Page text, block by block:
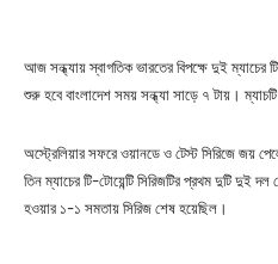
আজ সন্ধ্যায় স্বাগতিক ভারতের বিপক্ষে দুই ম্যাচের
শুরু হবে বাংলাদেশ সময় সন্ধ্যা সাড়ে ৭ টায়।
অস্ট্রেলিয়ার সফরে ওয়ানডে ও টেস্ট সিরিজে জয়
তিন ম্যাচের টি-টোয়েন্টি সিরিজটির প্রথম দুটি দুই
হওয়ার ১-১ সমতায় সিরিজ শেষ হয়েছিল।